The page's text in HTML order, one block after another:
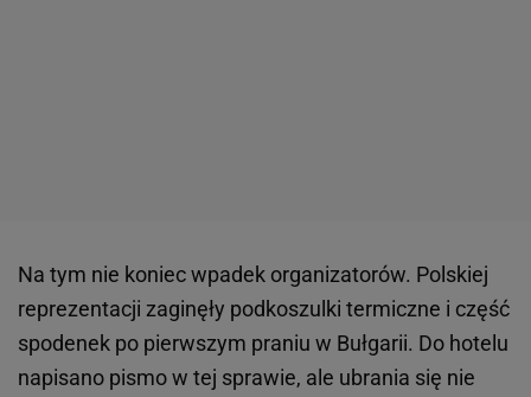
Na tym nie koniec wpadek organizatorów. Polskiej
reprezentacji zaginęły podkoszulki termiczne i część
spodenek po pierwszym praniu w Bułgarii. Do hotelu
napisano pismo w tej sprawie, ale ubrania się nie